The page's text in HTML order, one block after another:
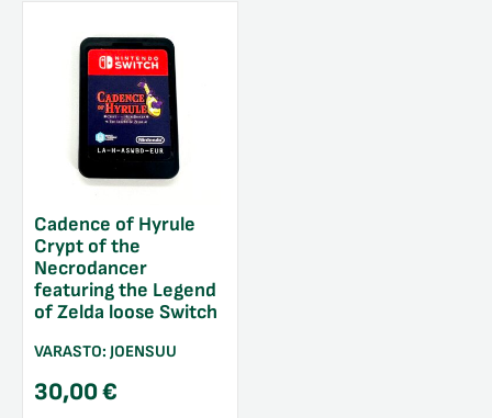
Cadence of Hyrule
Crypt of the
Necrodancer
featuring the Legend
of Zelda loose Switch
VARASTO: JOENSUU
30,00€